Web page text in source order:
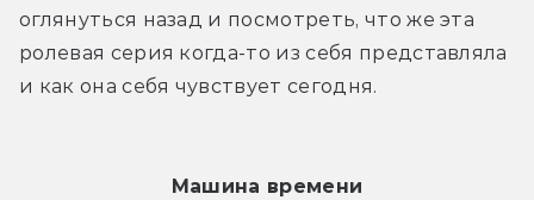
оглянуться назад и посмотреть, что же эта
ролевая серия когда-то из себя представляла
и как она себя чувствует сегодня.
Машина времени